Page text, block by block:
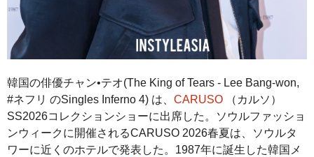
韓国の俳優チャン•テオ(The King of Tears - Lee Bang-won,
#ネフリ のSingles Inferno 4) は、 CARUSO （カルソ）
SS2026コレクションショーに出席した。ソウルファッショ
ンウィークに開催されるCARUSO 2026春夏は、ソウルタ
ワーに近くのホテルで発表した。1987年に誕生した韓国メ